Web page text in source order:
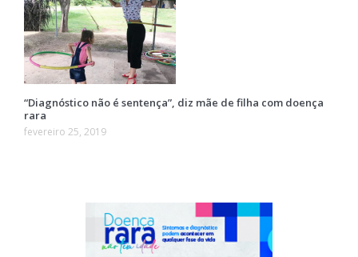
“Diagnóstico não é sentença”, diz mãe de filha com doença
rara
fevereiro 25, 2019